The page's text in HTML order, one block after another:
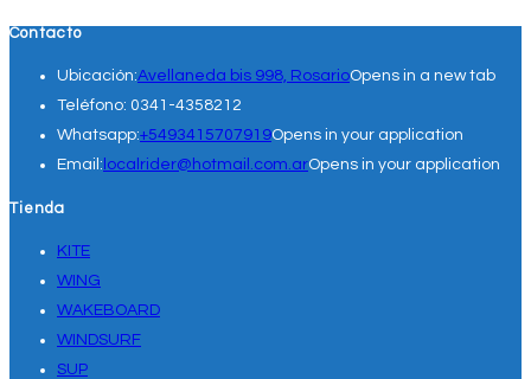
Contacto
Ubicación:Avellaneda bis 998, RosarioOpens in a new tab
Teléfono: 0341-4358212
Whatsapp:+5493415707919Opens in your application
Email: localrider@hotmail.com.arOpens in your application
Tienda
KITE
WING
WAKEBOARD
WINDSURF
SUP